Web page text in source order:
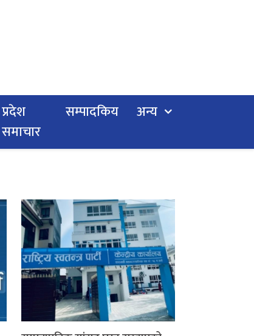
प्रदेश
समाचार
सम्पादकिय अन्य